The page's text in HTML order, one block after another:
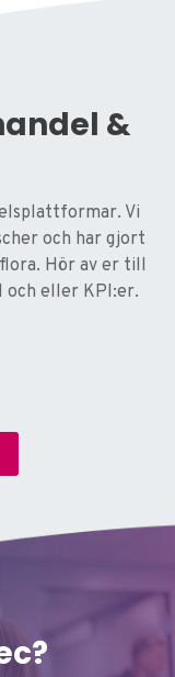
&
Vi
och har gjort
Hör av er till
och eller KPI:er.